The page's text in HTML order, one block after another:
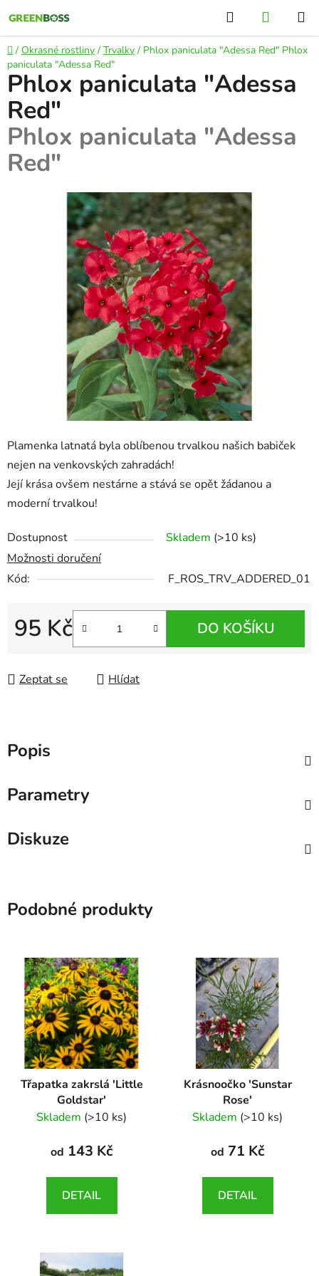
na
obsah
Hledat
KOŠÍK
Domů
/ Okrasné rostliny / Trvalky / Phlox paniculata "Adessa Red" Phlox
paniculata "Adessa Red"
Plamenka latnatá byla oblíbenou trvalkou našich babiček
nejen na venkovských zahradách!
Její krása ovšem nestárne a stává se opět žádanou a
moderní trvalkou!
Dostupnost Skladem (>10 ks)
Možnosti doručení
Kód:
F_ROS_TRV_ADDERED_01
95 Kč
Měrná cena:
DO KOŠÍKU
Zeptat se Hlídat
Phlox paniculata "Adessa
Red"
Phlox paniculata "Adessa
Red"
Popis
Parametry
Diskuze
Podobné produkty
Třapatka zakrslá 'Little
Goldstar'
Rudbeckia fulgida var.
Skladem (>10 ks)
od 143 Kč
DETAIL
Krásnoočko 'Sunstar
Rose'
Coreopsis verticillata
Skladem (>10 ks)
od 71 Kč
DETAIL